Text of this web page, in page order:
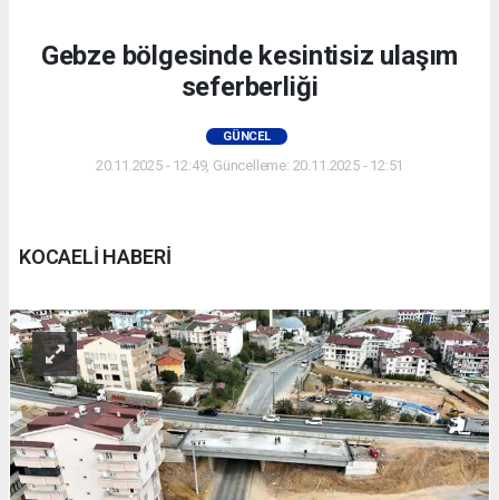
Gebze bölgesinde kesintisiz ulaşım
seferberliği
GÜNCEL
20.11.2025 - 12:49, Güncelleme: 20.11.2025 - 12:51
KOCAELİ HABERİ